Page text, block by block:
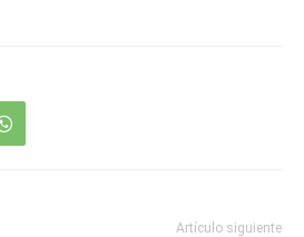
Artículo siguiente